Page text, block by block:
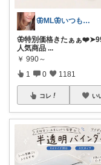
🦋ML🦋いつもありがとう💓
🦋特別価格きたぁぁ
人気商品 ...
￥ 990～
1 0 1181
コレ い